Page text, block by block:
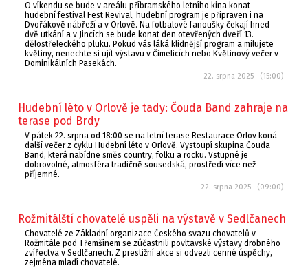
O víkendu se bude v areálu příbramského letního kina konat
hudební festival Fest Revival, hudební program je připraven i na
Dvořákově nábřeží a v Orlově. Na fotbalové fanoušky čekají hned
dvě utkání a v Jincích se bude konat den otevřených dveří 13.
dělostřeleckého pluku. Pokud vás láká klidnější program a milujete
květiny, nenechte si ujít výstavu v Čimelicích nebo Květinový večer v
Dominikálních Pasekách.
22. srpna 2025 (15:00)
Hudební léto v Orlově je tady: Čouda Band zahraje na
terase pod Brdy
V pátek 22. srpna od 18:00 se na letní terase Restaurace Orlov koná
další večer z cyklu Hudební léto v Orlově. Vystoupí skupina Čouda
Band, která nabídne směs country, folku a rocku. Vstupné je
dobrovolné, atmosféra tradičně sousedská, prostředí více než
příjemné.
22. srpna 2025 (09:00)
Rožmitálští chovatelé uspěli na výstavě v Sedlčanech
Chovatelé ze Základní organizace Českého svazu chovatelů v
Rožmitále pod Třemšínem se zúčastnili povltavské výstavy drobného
zvířectva v Sedlčanech. Z prestižní akce si odvezli cenné úspěchy,
zejména mladí chovatelé.